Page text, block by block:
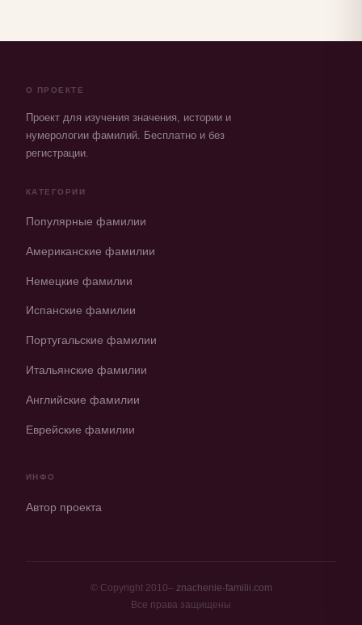
О ПРОЕКТЕ
Проект для изучения значения, истории и
нумерологии фамилий. Бесплатно и без
регистрации.
КАТЕГОРИИ
Популярные фамилии
Американские фамилии
Немецкие фамилии
Испанские фамилии
Португальские фамилии
Итальянские фамилии
Английские фамилии
Еврейские фамилии
ИНФО
Автор проекта
© Copyright 2010– znachenie-familii.com
Все права защищены